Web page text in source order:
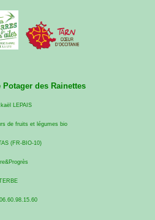
Potager des Rainettes
LEPAIS
de fruits et légumes bio
(FR-BIO-10)